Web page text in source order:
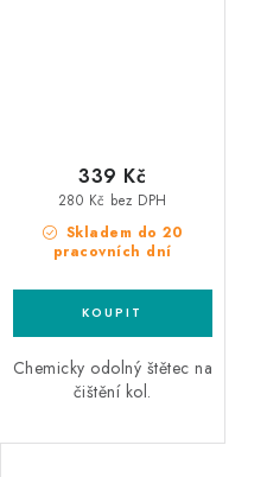
Skladem do 20
pracovních dní
280 Kč bez DPH
339 Kč
Chemicky odolný štětec na
čištění kol.